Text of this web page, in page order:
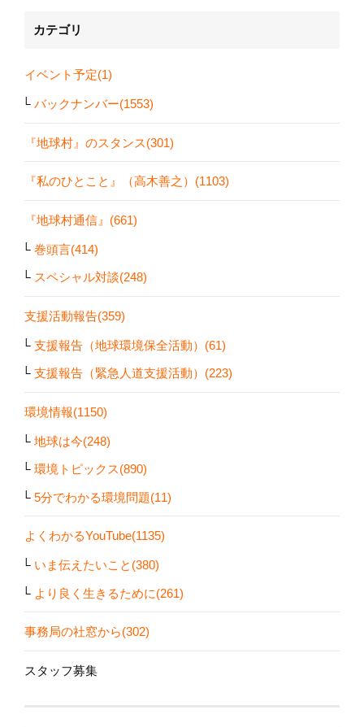
カテゴリ
イベント予定(1)
バックナンバー(1553)
『地球村』のスタンス(301)
『私のひとこと』（高木善之）(1103)
『地球村通信』(661)
巻頭言(414)
スペシャル対談(248)
支援活動報告(359)
支援報告（地球環境保全活動）(61)
支援報告（緊急人道支援活動）(223)
環境情報(1150)
地球は今(248)
環境トピックス(890)
5分でわかる環境問題(11)
よくわかるYouTube(1135)
いま伝えたいこと(380)
より良く生きるために(261)
事務局の社窓から(302)
スタッフ募集